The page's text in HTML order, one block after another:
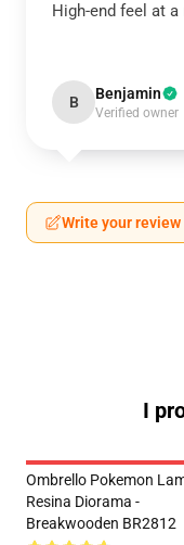
High-end feel at
B Benjamin
Verified owner
Write your review
I
Ombrello Pokemon
Resina Diorama -
Breakwooden BR2812